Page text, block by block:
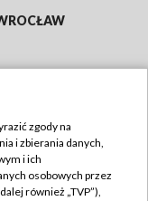
zgody na
i zbierania danych,
i ich
osobowych przez
również „TVP”),